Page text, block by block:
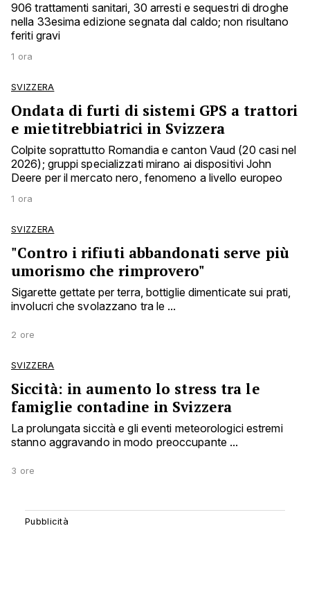
906 trattamenti sanitari, 30 arresti e sequestri di droghe
nella 33esima edizione segnata dal caldo; non risultano
feriti gravi
1 ora
SVIZZERA
Ondata di furti di sistemi GPS a trattori
e mietitrebbiatrici in Svizzera
Colpite soprattutto Romandia e canton Vaud (20 casi nel
2026); gruppi specializzati mirano ai dispositivi John
Deere per il mercato nero, fenomeno a livello europeo
1 ora
SVIZZERA
"Contro i rifiuti abbandonati serve più
umorismo che rimprovero"
Sigarette gettate per terra, bottiglie dimenticate sui prati,
involucri che svolazzano tra le ...
2 ore
SVIZZERA
Siccità: in aumento lo stress tra le
famiglie contadine in Svizzera
La prolungata siccità e gli eventi meteorologici estremi
stanno aggravando in modo preoccupante ...
3 ore